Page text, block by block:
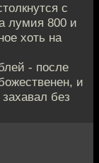
с
лумия 800 и
хоть на
- после
и
без